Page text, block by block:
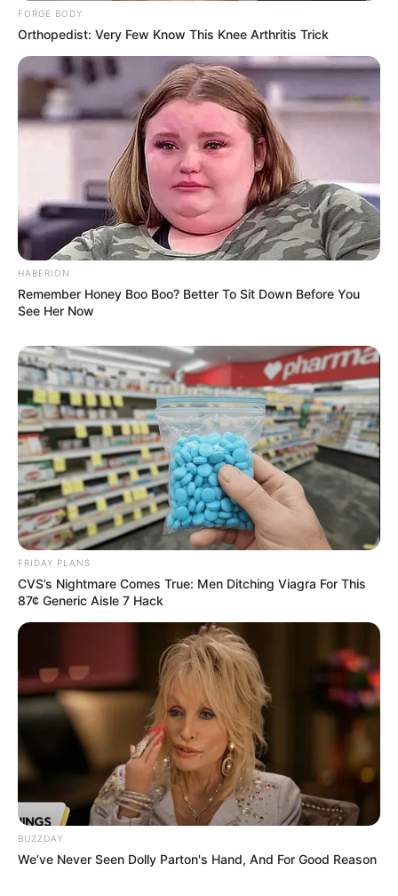
FORGE BODY
Orthopedist: Very Few Know This Knee Arthritis Trick
HABERION
Remember Honey Boo Boo? Better To Sit Down Before You
See Her Now
FRIDAY PLANS
CVS’s Nightmare Comes True: Men Ditching Viagra For This
87¢ Generic Aisle 7 Hack
BUZZDAY
We’ve Never Seen Dolly Parton's Hand, And For Good Reason